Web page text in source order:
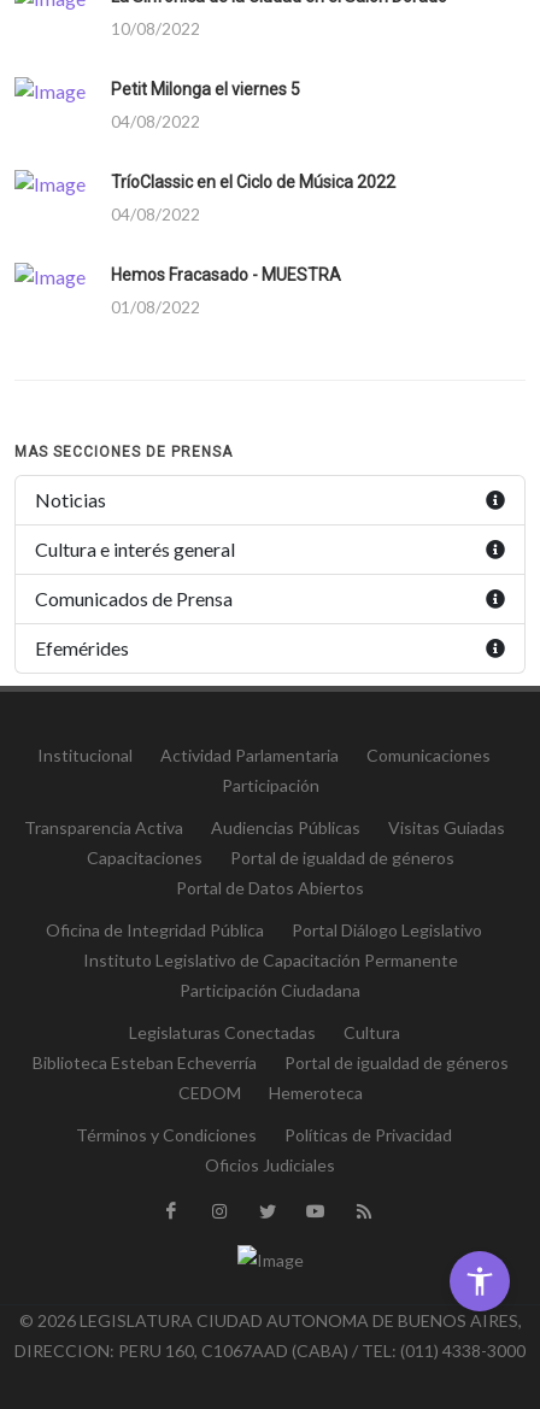
10/08/2022
Petit Milonga el viernes 5
04/08/2022
TríoClassic en el Ciclo de Música 2022
04/08/2022
Hemos Fracasado - MUESTRA
01/08/2022
MAS SECCIONES DE PRENSA
Noticias
Cultura e interés general
Comunicados de Prensa
Efemérides
Institucional Actividad Parlamentaria
Comunicaciones
Participación
Transparencia Activa Audiencias Públicas
Visitas Guiadas
Capacitaciones
Portal de igualdad de géneros
Portal de Datos Abiertos
Oficina de Integridad Pública
Portal Diálogo Legislativo
Instituto Legislativo de Capacitación Permanente
Participación Ciudadana
Legislaturas Conectadas
Cultura
Biblioteca Esteban Echeverría
Portal de igualdad de géneros
CEDOM
Hemeroteca
Términos y Condiciones
Políticas de Privacidad
Oficios Judiciales
© 2026 LEGISLATURA CIUDAD AUTONOMA DE BUENOS AIRES,
DIRECCION: PERU 160, C1067AAD (CABA) / TEL: (011) 4338-3000